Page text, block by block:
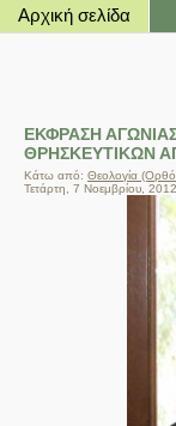
Αρχική σελίδα
ΕΚΦΡΑΣΗ
ΘΡΗΣΚΕΥΤΙΚΩΝ
Κάτω από: Θεολογία
Τετάρτη, 7 Νοεμβρίου, 2012